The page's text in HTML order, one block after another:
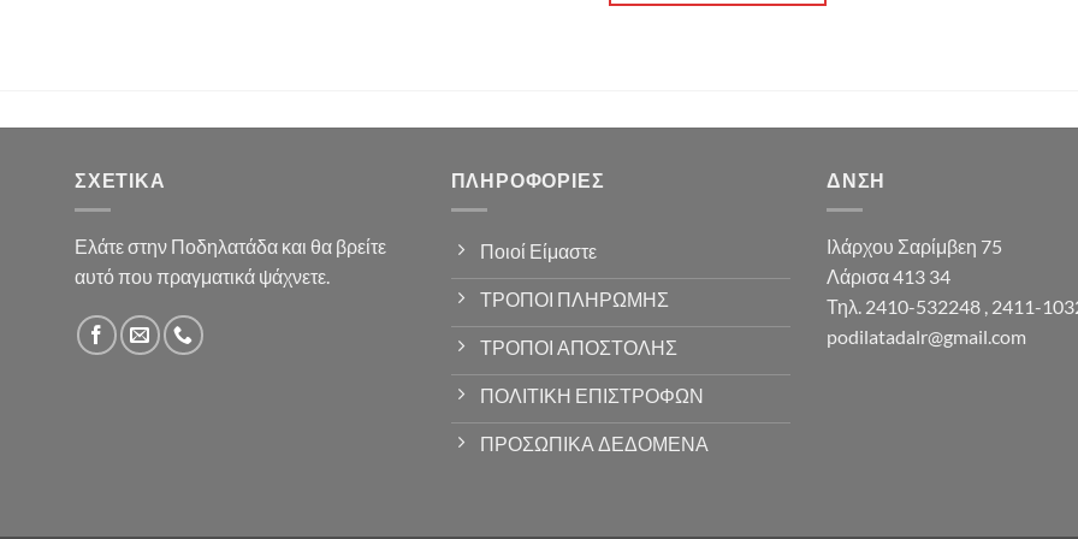
ΣΧΕΤΙΚΆ
Ελάτε στην Ποδηλατάδα και θα βρείτε
αυτό που πραγματικά ψάχνετε.
ΠΛΗΡΟΦΟΡΊΕΣ
Ποιοί Είμαστε
ΤΡΟΠΟΙ ΠΛΗΡΩΜΗΣ
ΤΡΟΠΟΙ ΑΠΟΣΤΟΛΗΣ
ΠΟΛΙΤΙΚΗ ΕΠΙΣΤΡΟΦΩΝ
ΠΡΟΣΩΠΙΚΑ ΔΕΔΟΜΕΝΑ
ΔΝΣΗ
Ιλάρχου Σαρίμβεη 75
Λάρισα 413 34
Τηλ. 2410-532248 , 2411-
podilatadalr@gmail.com